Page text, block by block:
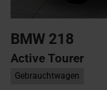
BMW 218
Active Tourer
Gebrauchtwagen